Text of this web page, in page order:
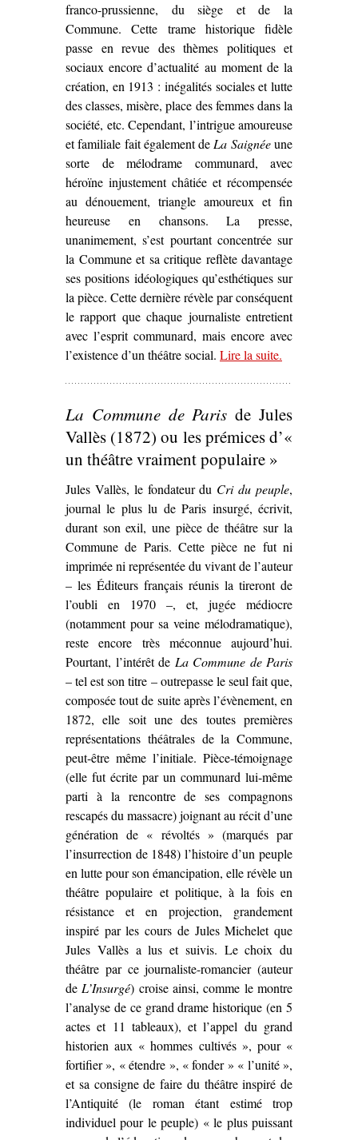
franco-prussienne, du siège et de la
Commune. Cette trame historique fidèle
passe en revue des thèmes politiques et
sociaux encore d’actualité au moment de la
création, en 1913 : inégalités sociales et lutte
des classes, misère, place des femmes dans la
société, etc. Cependant, l’intrigue amoureuse
et familiale fait également deLa Saignéeune
sorte de mélodrame communard, avec
héroïne injustement châtiée et récompensée
au dénouement, triangle amoureux et fin
heureuse en chansons. La presse,
unanimement, s’est pourtant concentrée sur
la Commune et sa critique reflète davantage
ses positions idéologiques qu’esthétiques sur
la pièce. Cette dernière révèle par conséquent
le rapport que chaque journaliste entretient
avec l’esprit communard, mais encore avec
l’existence d’un théâtre social. Lire la suite– ‘L’Esprit
Saignée
Lucien
Nozière
(1913)’
.
La Commune de Paris de Jules
Vallès (1872) ou les prémices d’«
un théâtre vraiment populaire »
Jules Vallès, le fondateur du Cri du peuple,
journal le plus lu de Paris insurgé, écrivit,
durant son exil, une pièce de théâtre sur la
Commune de Paris. Cette pièce ne fut ni
imprimée ni représentée du vivant de l’auteur
– les Éditeurs français réunis la tireront de
l’oubli en 1970 –, et, jugée médiocre
(notamment pour sa veine mélodramatique),
reste encore très méconnue aujourd’hui.
Pourtant, l’intérêt de La Commune de Paris
– tel est son titre – outrepasse le seul fait que,
composée tout de suite après l’évènement, en
1872, elle soit une des toutes premières
représentations théâtrales de la Commune,
peut-être même l’initiale. Pièce-témoignage
(elle fut écrite par un communard lui-même
parti à la rencontre de ses compagnons
rescapés du massacre) joignant au récit d’une
génération de « révoltés » (marqués par
l’insurrection de 1848) l’histoire d’un peuple
en lutte pour son émancipation, elle révèle un
théâtre populaire et politique, à la fois en
résistance et en projection, grandement
inspiré par les cours de Jules Michelet que
Jules Vallès a lus et suivis. Le choix du
théâtre par ce journaliste-romancier (auteur
deL’Insurgé) croise ainsi, comme le montre
l’analyse de ce grand drame historique (en 5
actes et 11 tableaux), et l’appel du grand
historien aux « hommes cultivés », pour «
fortifier », « étendre », « fonder » « l’unité »,
et sa consigne de faire du théâtre inspiré de
l’Antiquité (le roman étant estimé trop
individuel pour le peuple) « le plus puissant